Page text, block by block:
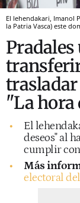
El lehendakari, Imanol
la Patria Vasca) este
Pradales
trasladar
"La hora
El
deseos" al
cumplir
Más
electoral